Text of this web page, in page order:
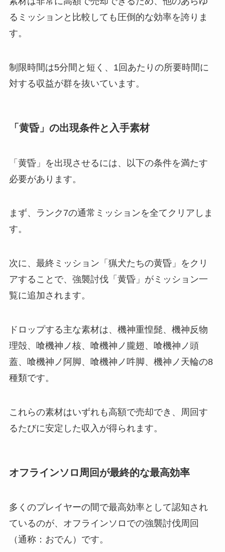
るミッションと比較しても圧倒的な効率を誇りま
す。
制限時間は5分間と短く、1回あたりの所要時間に
対する収益が群を抜いています。
「黄昏」の出現条件と入手素材
「黄昏」を出現させるには、以下の条件を満たす
必要があります。
まず、ランク7の通常ミッションを全てクリアしま
す。
次に、最終ミッション「猟犬たちの黄昏」をクリ
アすることで、強襲討伐「黄昏」がミッション一
覧に追加されます。
ドロップする主な素材は、機神重惶髭、機神反物
理殻、喰機神ノ核、喰機神ノ朧翅、喰機神ノ頭
蓋、喰機神ノ阿脚、喰機神ノ吽脚、機神ノ天輪の8
種類です。
これらの素材はいずれも高額で売却でき、周回す
るたびに安定した収入が得られます。
オフラインソロ周回が最終的な最高効率
多くのプレイヤーの間で最高効率として認知され
ているのが、オフラインソロでの強襲討伐周回
（通称：おでん）です。